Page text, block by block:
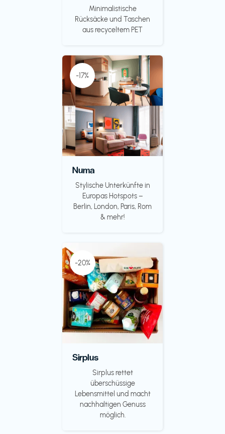
Minimalistische
Rücksäcke und Taschen
aus recyceltem PET
-17%
Numa
Stylische Unterkünfte in
Europas Hotspots –
Berlin, London, Paris, Rom
& mehr!
-20%
Sirplus
Sirplus rettet
überschüssige
Lebensmittel und macht
nachhaltigen Genuss
möglich.